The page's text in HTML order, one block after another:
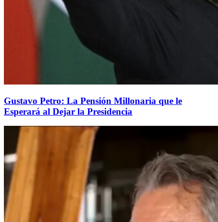
Gustavo Petro: La Pensión Millonaria que le
Esperará al Dejar la Presidencia